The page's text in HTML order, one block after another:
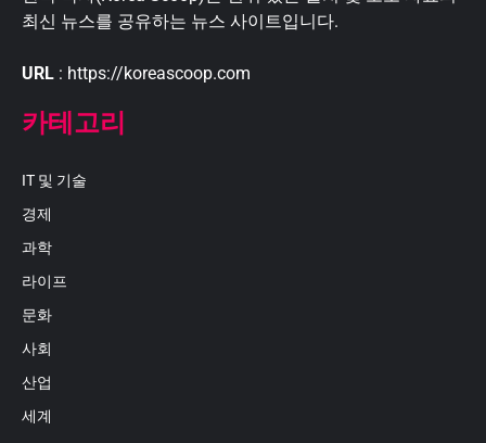
최신 뉴스를 공유하는 뉴스 사이트입니다.
URL : https://koreascoop.com
카테고리
IT 및 기술
경제
과학
라이프
문화
사회
산업
세계